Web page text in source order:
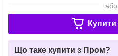
або
Купити
Що таке купити з Пром?